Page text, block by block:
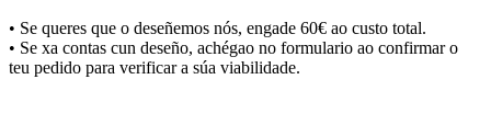
• Se queres que o deseñemos nós, engade 60€ ao custo total.
• Se xa contas cun deseño, achégao no formulario ao confirmar o
teu pedido para verificar a súa viabilidade.